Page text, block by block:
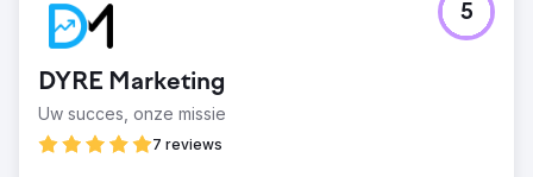
DYRE Marketing
Uw succes, onze missie
7 reviews
5